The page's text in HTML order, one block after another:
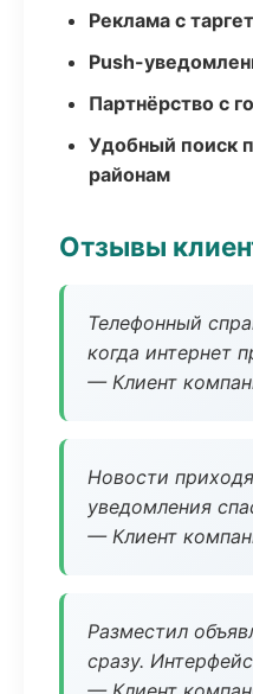
Реклама с
Push-
Партнёрство с
Удобный поиск
районам
Отзывы
Телефонный
когда интернет
— Клиент
Новости
уведомления
— Клиент
Разместил
сразу.